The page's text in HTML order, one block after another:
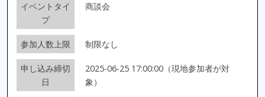
イベントタイ
プ
商談会
参加人数上限 制限なし
申し込み締切
日
2025-06-25 17:00:00（現地参加者が対
象）